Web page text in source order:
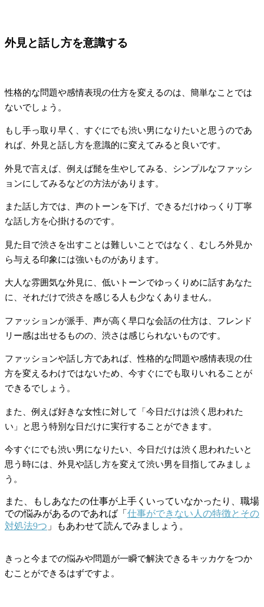
外見と話し方を意識する
性格的な問題や感情表現の仕方を変えるのは、簡単なことでは
ないでしょう。
もし手っ取り早く、すぐにでも渋い男になりたいと思うのであ
れば、外見と話し方を意識的に変えてみると良いです。
外見で言えば、例えば髭を生やしてみる、シンプルなファッシ
ョンにしてみるなどの方法があります。
また話し方では、声のトーンを下げ、できるだけゆっくり丁寧
な話し方を心掛けるのです。
見た目で渋さを出すことは難しいことではなく、むしろ外見か
ら与える印象には強いものがあります。
大人な雰囲気な外見に、低いトーンでゆっくりめに話すあなた
に、それだけで渋さを感じる人も少なくありません。
ファッションが派手、声が高く早口な会話の仕方は、フレンド
リー感は出せるものの、渋さは感じられないものです。
ファッションや話し方であれば、性格的な問題や感情表現の仕
方を変えるわけではないため、今すぐにでも取りいれることが
できるでしょう。
また、例えば好きな女性に対して「今日だけは渋く思われた
い」と思う特別な日だけに実行することができます。
今すぐにでも渋い男になりたい、今日だけは渋く思われたいと
思う時には、外見や話し方を変えて渋い男を目指してみましょ
う。
また、もしあなたの仕事が上手くいっていなかったり、職場
での悩みがあるのであれば「 仕事ができない人の特徴とその
対処法9つ 」もあわせて読んでみましょう。
きっと今までの悩みや問題が一瞬で解決できるキッカケをつか
むことができるはずですよ。